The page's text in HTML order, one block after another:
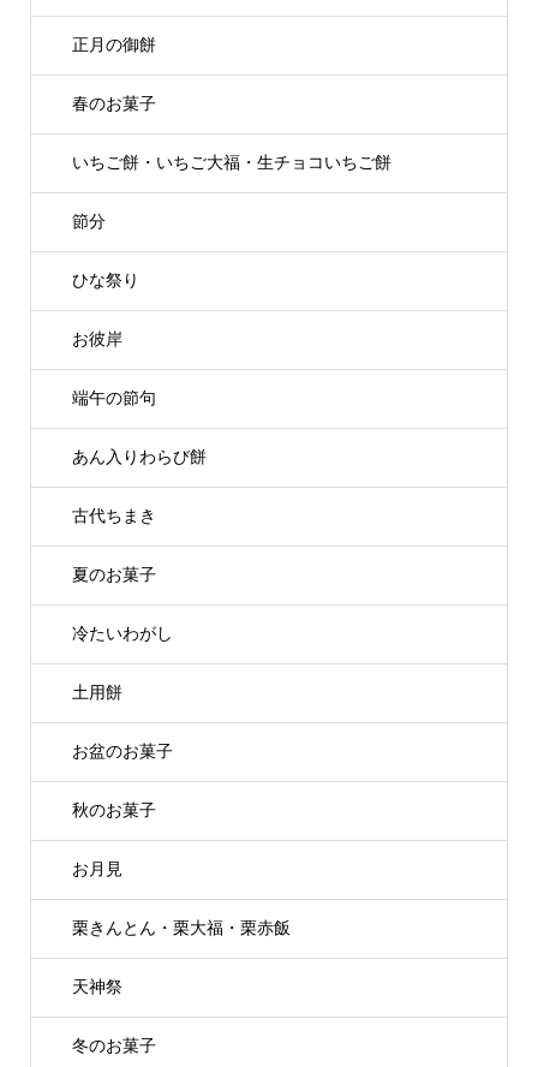
正月の御餅
春のお菓子
いちご餅・いちご大福・生チョコいちご餅
節分
ひな祭り
お彼岸
端午の節句
あん入りわらび餅
古代ちまき
夏のお菓子
冷たいわがし
土用餅
お盆のお菓子
秋のお菓子
お月見
栗きんとん・栗大福・栗赤飯
天神祭
冬のお菓子